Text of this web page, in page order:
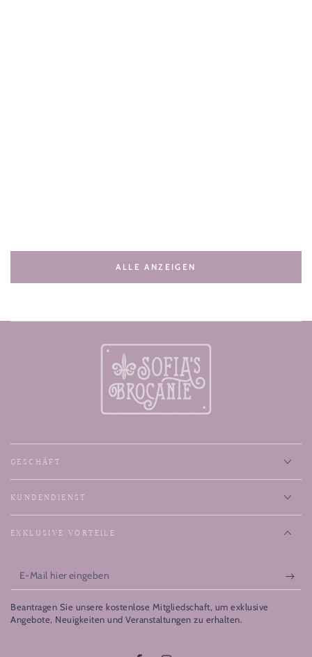
ALLE ANZEIGEN
GESCHÄFT
KUNDENDIENST
EXKLUSIVE VORTEILE
E-
Mail
hier
Beantragen Sie unsere kostenlose Mitgliedschaft, um exklusive
Angebote, Neuigkeiten und Veranstaltungen zu erhalten.